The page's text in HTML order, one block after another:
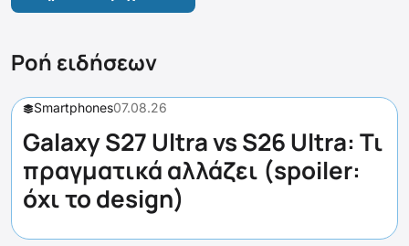
Ροή ειδήσεων
Smartphones07.08.26
Galaxy S27 Ultra vs S26 Ultra: Τι
πραγματικά αλλάζει (spoiler:
όχι το design)